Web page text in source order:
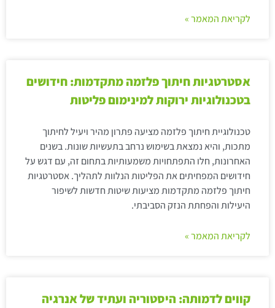
לקריאת המאמר »
אסטרטגיות חיתוך פלזמה מתקדמות: חידושים
בטכנולוגיות ירוקות למינימום פליטות
טכנולוגיית חיתוך פלזמה מציעה פתרון מהיר ויעיל לחיתוך
מתכות, והיא נמצאת בשימוש נרחב בתעשיות שונות. בשנים
האחרונות, חלו התפתחויות משמעותיות בתחום זה, עם דגש על
חידושים המפחיתים את הפליטות הנלוות לתהליך. אסטרטגיות
חיתוך פלזמה מתקדמות מציעות שיטות חדשות לשיפור
היעילות והפחתת הנזק הסביבתי.
לקריאת המאמר »
קווים לדמותה: היסטוריה ועתיד של אנרגיה